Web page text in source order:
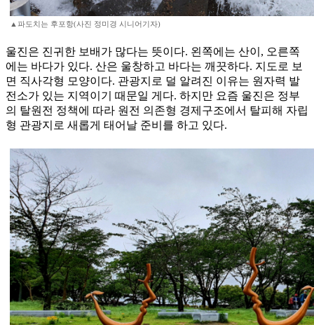
▲파도치는 후포항(사진 정미경 시니어기자)
울진은 진귀한 보배가 많다는 뜻이다. 왼쪽에는 산이, 오른쪽
에는 바다가 있다. 산은 울창하고 바다는 깨끗하다. 지도로 보
면 직사각형 모양이다. 관광지로 덜 알려진 이유는 원자력 발
전소가 있는 지역이기 때문일 게다. 하지만 요즘 울진은 정부
의 탈원전 정책에 따라 원전 의존형 경제구조에서 탈피해 자립
형 관광지로 새롭게 태어날 준비를 하고 있다.